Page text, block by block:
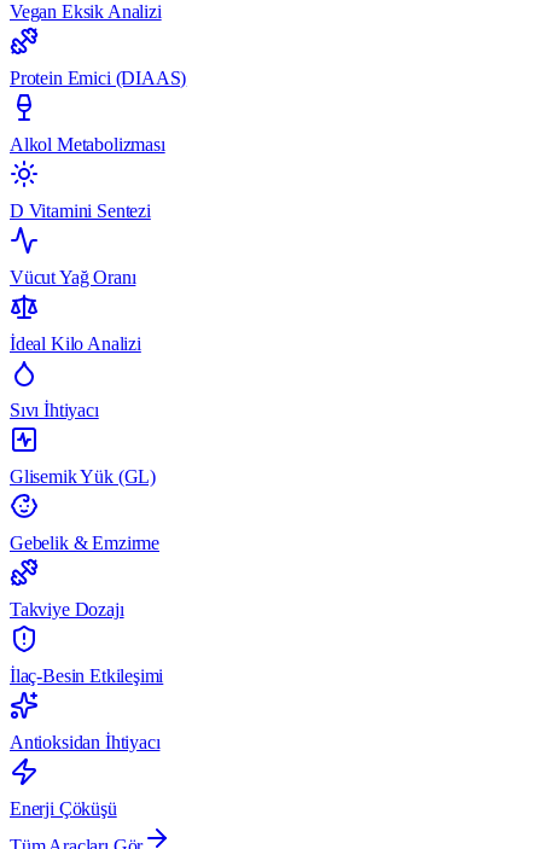
Vegan Eksik Analizi
Protein Emici (DIAAS)
Alkol Metabolizması
D Vitamini Sentezi
Vücut Yağ Oranı
İdeal Kilo Analizi
Sıvı İhtiyacı
Glisemik Yük (GL)
Gebelik & Emzirme
Takviye Dozajı
İlaç-Besin Etkileşimi
Antioksidan İhtiyacı
Enerji Çöküşü